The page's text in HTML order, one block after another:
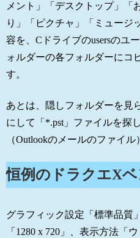
メント」「デスクトップ」「
り」「ピクチャ」「ミュージ
容を、Cドライブのusersのユ
ォルダーの各フォルダーにコ
す。
あとは、隠しフォルダーを見
にして「*.pst」ファイルを探
（Outlookのメールのファイル）
恒例のドラクエX
グラフィック設定「標準品質
「1280 x 720」、表示方法「